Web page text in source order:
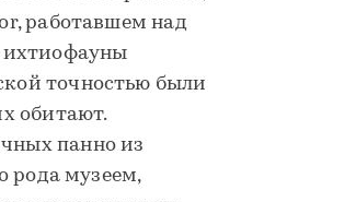
работавшем над
ихтиофауны
точностью были
обитают.
панно из
рода музеем,